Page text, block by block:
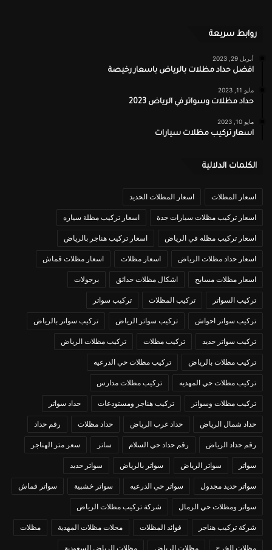
روابط سريعة
أبريل 29, 2023
افضل حداد مظلات بالرياض باسعار رخيصة
مايو 11, 2023
حداد مظلات وسواتر في الرياض 2023
مايو 10, 2023
اسعار تركيب مظلات سيارات
الكلمات الدلالية
اسعار المظلات اسعار المظلات الحديد
اسعار تركيب مظلات سيارات جدة اسعار تركيب مظلة سياره
اسعار تركيب مظله في الرياض اسعار تركيب هناجر بالرياض
اسعار حداد مظلات الرياض اسعار مظلات اسعار مظلات قماش
اسعار مظلات مسابح اشكال مظلات حدائق برجولات
تركيب السواتر تركيب المظلات تركيب سواتر
تركيب سواتر احواش تركيب سواتر الرياض تركيب سواتر بالرياض
تركيب سواتر حديد تركيب مظلات تركيب مظلات الرياض
تركيب مظلات بالرياض تركيب مظلات حي الدرعيه
تركيب مظلات حي المهديه تركيب مظلات مدارس
تركيب مظلات وسواتر تركيب هناجر ومستودعات حداد سواتر
حداد شمال الرياض حداد غرب الرياض حداد مظلات رقم حداد
رقم حداد الرياض رقم حداد حي السلام ساتر سعر متر الهناجر
سواتر سواتر الرياض سواتر بالرياض سواتر حديد
سواتر حديد مجدول سواتر حي الدرعيه سواتر خشبية سواتر قماش
سواتر ومظلات حي الرمال شركة تركيب مظلات الرياض
شركة تركيب هناجر فوائد المظلات محلات مظلات المهدية مظلات
مظلات الخرج مظلات الرياض مظلات الرياض السعودية